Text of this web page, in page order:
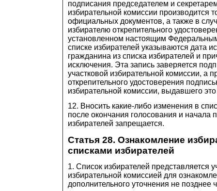
подписания председателем и
избирательной комиссии производится
официальных документов, а также в
избирателю открепительного
установленном настоящим
списке избирателей указываются дата
гражданина из списка избирателей и
исключения. Эта запись заверяется
участковой избирательной комиссии, а
открепительного удостоверения
избирательной комиссии, выдавшего
12. Вносить какие-либо изменения в
после окончания голосования и начала
избирателей запрещается.
Статья 28. Ознакомление
списками избирателей
1. Список избирателей представляется
избирательной комиссией для
дополнительного уточнения не позднее